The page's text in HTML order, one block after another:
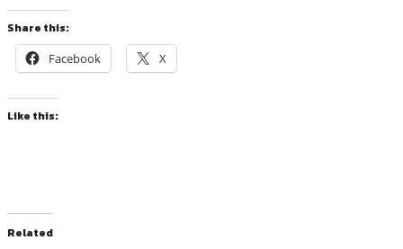
Share this:
Facebook
X
Like this:
Related